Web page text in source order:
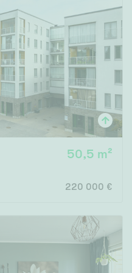
000 €
Kokonaispinta-ala
50,5 m²
220 000 €